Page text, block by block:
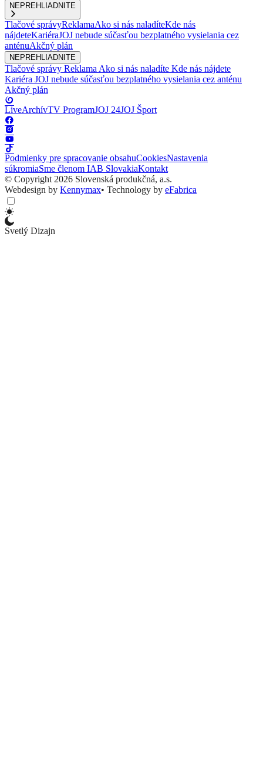
NEPREHLIADNITE
Tlačové správyReklamaAko si nás naladíteKde nás
nájdeteKariéraJOJ nebude súčasťou bezplatného vysielania cez
anténuAkčný plán
NEPREHLIADNITE
Tlačové správy ReklamaAko si nás naladíte Kde nás nájdete
Kariéra JOJ nebude súčasťou bezplatného vysielania cez anténu
Akčný plán
LiveArchívTV ProgramJOJ 24JOJ Šport
Podmienky pre spracovanie obsahuCookiesNastavenia
súkromiaSme členom IAB SlovakiaKontakt
© Copyright 2026 Slovenská produkčná, a.s.
Webdesign by Kennymax• Technology by eFabrica
Svetlý Dizajn